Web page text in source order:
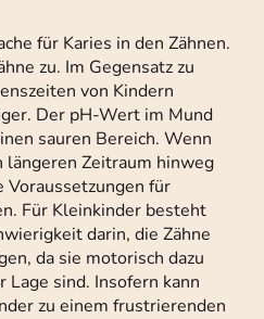
für Karies in den Zähnen.
zu. Im Gegensatz zu
von Kindern
Der pH-Wert im Mund
sauren Bereich. Wenn
längeren Zeitraum hinweg
für
Für Kleinkinder besteht
darin, die Zähne
da sie motorisch dazu
Lage sind. Insofern kann
zu einem frustrierenden